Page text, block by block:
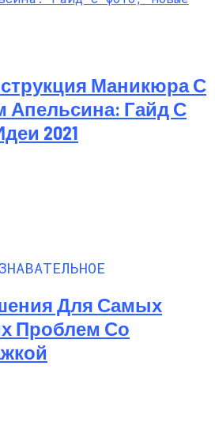
Маникюра С
Апельсина: Гайд С
2021
Для Самых
Проблем Со